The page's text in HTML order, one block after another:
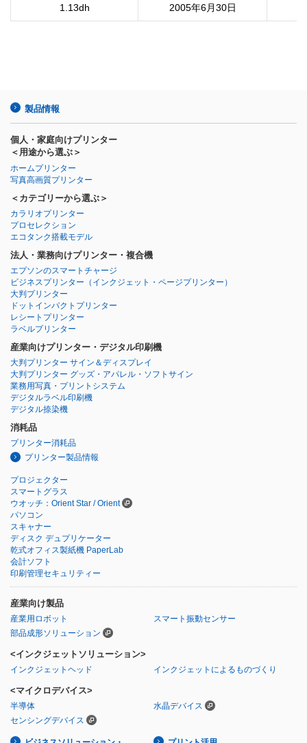
1.13dh 2005年6月30日
製品情報
個人・家庭向けプリンター
＜用途から選ぶ＞
ホームプリンター
写真高画質プリンター
＜カテゴリーから選ぶ＞
カラリオプリンター
プロセレクション
エコタンク搭載モデル
法人・業務向けプリンター・複合機
エプソンのスマートチャージ
ビジネスプリンター （インクジェット・ページプリンター）
大判プリンター
ドットインパクトプリンター
レシートプリンター
ラベルプリンター
産業向けプリンター・デジタル印刷機
大判プリンター サイン＆ディスプレイ
大判プリンター グッズ・アパレル・ソフトサイン
業務用写真・プリントシステム
デジタルラベル印刷機
デジタル捺染機
消耗品
プリンター消耗品
プリンター製品情報
プロジェクター
スマートグラス
ウオッチ：Orient Star / Orient
パソコン
スキャナー
ディスク デュプリケーター
乾式オフィス製紙機 PaperLab
会計ソフト
印刷管理セキュリティー
産業向け製品
産業用ロボット
スマート振動センサー
部品成形ソリューション
<インクジェットソリューション>
インクジェットヘッド インクジェットによるものづくり
<マイクロデバイス>
半導体
水晶デバイス
センシングデバイス